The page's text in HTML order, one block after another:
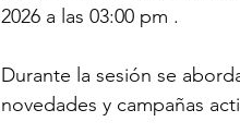
2026 a las 03:00 pm .
Durante la sesión se
novedades y campañas